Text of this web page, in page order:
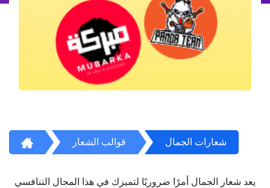
قوالب الشعار شعارات الجمال
يعد شعار الجمال أمرًا ضروريًا لتميزك في هذا المجال التنافسي